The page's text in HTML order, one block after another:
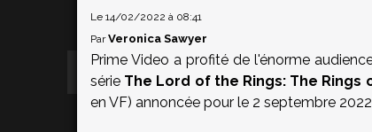
Le 14/02/2022 à 08:41
ParVeronica Sawyer
Prime Video a profité de l'énorme
série The Lord of the Rings: The Rings
en VF) annoncée pour le 2 septembre